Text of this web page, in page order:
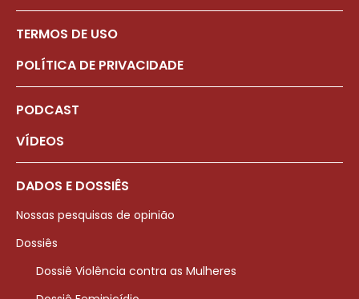
TERMOS DE USO
POLÍTICA DE PRIVACIDADE
PODCAST
VÍDEOS
DADOS E DOSSIÊS
Nossas pesquisas de opinião
Dossiês
Dossiê Violência contra as Mulheres